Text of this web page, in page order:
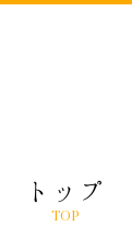
トップ
TOP